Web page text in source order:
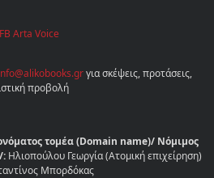
FB Arta Voice
για σκέψεις, προτάσεις,
προβολή
τομέα (Domain name)/ Νόμιμος
: Ηλιοπούλου Γεωργία (Ατομική επιχείρηση)
Μπορδόκας